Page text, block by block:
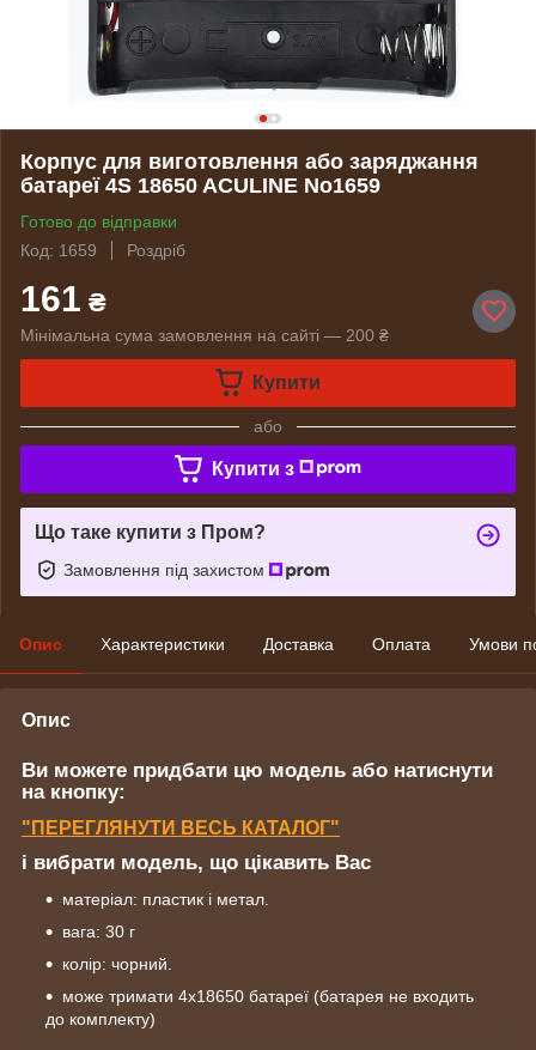
Корпус для виготовлення або заряджання
батареї 4S 18650 ACULINE No1659
Готово до відправки
Код: 1659
Роздріб
161 ₴
Мінімальна сума замовлення на сайті — 200 ₴
Купити
або
Купити з
Що таке купити з Пром?
Замовлення під захистом
Опис Характеристики Доставка Оплата Умови
Опис
Ви можете придбати цю модель або натиснути
на кнопку:
" ПЕРЕГЛЯНУТИ ВЕСЬ КАТАЛОГ"
і вибрати модель, що цікавить Вас
матеріал: пластик і метал.
вага: 30 г
колір: чорний.
може тримати 4x18650 батареї (батарея не входить
до комплекту)